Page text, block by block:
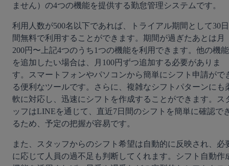
ません）の4つの機能を提供する勤怠管理システムです。
利用人数が500名以下であれば、トライアル期間として30日
間無料で利用することができます。期間が過ぎたあとは月
200円〜上記4つのうち1つの機能を利用できます。他の機能
を追加したい場合は、月100円ずつ追加する必要がありま
す。スマートフォンやパソコンから簡単にシフト申請がで
る便利なツールです。さらに、複雑なシフトパターンにも
軟に対応し、迅速にシフトを作成することができます。ス
ッフはLINEを通じて、直近7日間のシフトを簡単に確認で
るため、予定の把握が容易です。
また、スタッフからのシフト希望は自動的に反映され、必
に応じて人員の過不足も判断してくれます。シフト自動作